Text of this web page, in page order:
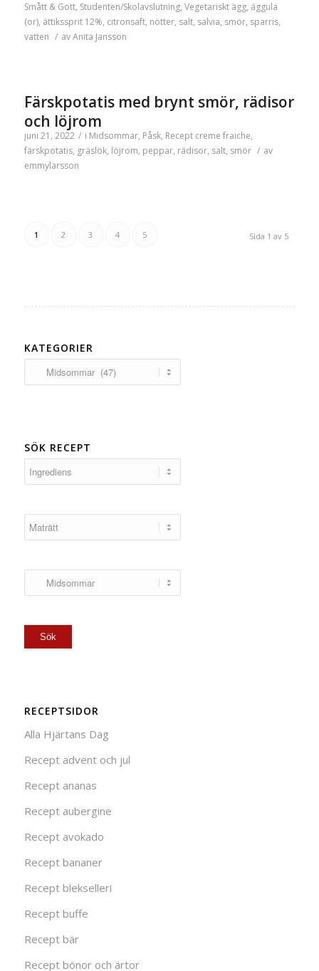
Smått & Gott, Studenten/Skolavslutning, Vegetariskt ägg, äggula
(or), ättikssprit 12%, citronsaft, nötter, salt, salvia, smör, sparris,
vatten / avAnita Jansson
Färskpotatis med brynt smör, rädisor
och löjrom
juni 21, 2022 / i Midsommar, Påsk, Recept creme fraiche,
färskpotatis, gräslök, löjrom, peppar, rädisor, salt, smör / av
emmylarsson
Sida 1 av 5
1 2 3 4 5
KATEGORIER
SÖK RECEPT
RECEPTSIDOR
Alla Hjärtans Dag
Recept advent och jul
Recept ananas
Recept aubergine
Recept avokado
Recept bananer
Recept blekselleri
Recept buffe
Recept bär
Recept bönor och ärtor